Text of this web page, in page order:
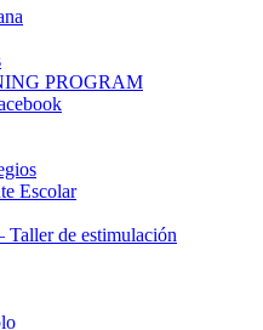
PROGRAM
Escolar
de estimulación